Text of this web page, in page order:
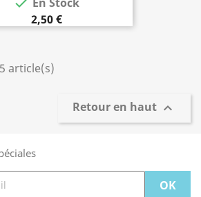
2,50 €
article(s)
Retour en haut 